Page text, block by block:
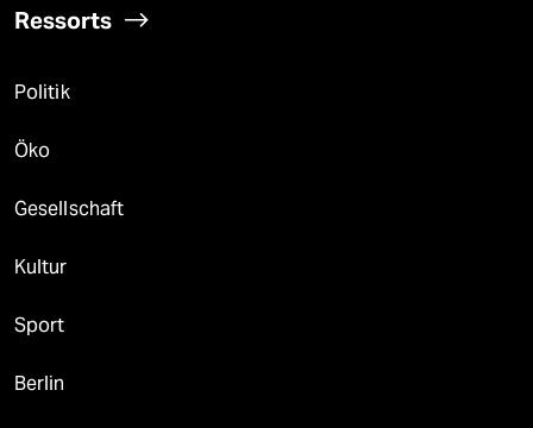
Ressorts
Politik
Öko
Gesellschaft
Kultur
Sport
Berlin